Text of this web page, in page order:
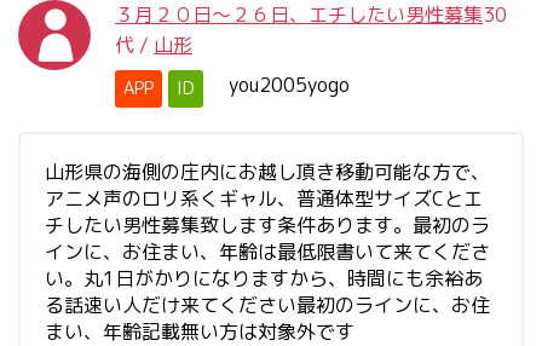
３月２０日～２６日、エチしたい男性募集30
代 / 山形
APP ID you2005yogo
山形県の海側の庄内にお越し頂き移動可能な方で、
アニメ声のロリ系くギャル、普通体型サイズCとエ
チしたい男性募集致します条件あります。最初のラ
インに、お住まい、年齢は最低限書いて来てくださ
い。丸1日がかりになりますから、時間にも余裕あ
る話速い人だけ来てください最初のラインに、お住
まい、年齢記載無い方は対象外です